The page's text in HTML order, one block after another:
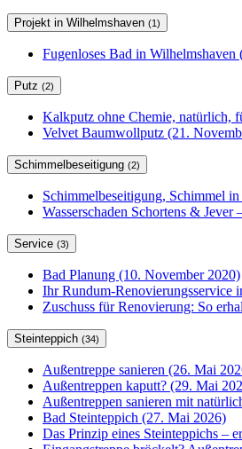
Projekt in Wilhelmshaven (1)
Fugenloses Bad in Wilhelmshaven
Putz (2)
Kalkputz ohne Chemie, natürlich,
Velvet Baumwollputz (21.
Schimmelbeseitigung (2)
Schimmelbeseitigung, Schimmel
Wasserschaden Schortens &
Service (3)
Bad Planung (10. November 2020)
Ihr Rundum-Renovierungsservice
Zuschuss für Renovierung: So
Steinteppich (34)
Außentreppe sanieren (26. Mai
Außentreppen kaputt? (29. Mai
Außentreppen sanieren mit
Bad Steinteppich (27. Mai 2026)
Das Prinzip eines Steinteppichs –